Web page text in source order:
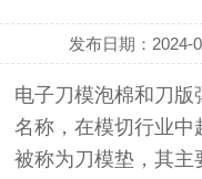
发布日期：2024-
电子刀模泡棉和 刀版
名称，在模切行业中
被称为刀模垫，其